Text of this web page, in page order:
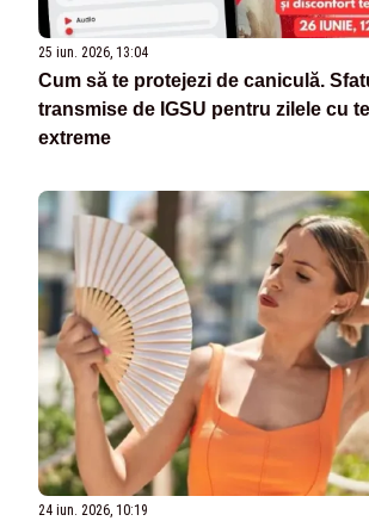
25 iun. 2026, 13:04
Cum să te protejezi de caniculă.
transmise de IGSU pentru zilele cu
extreme
24 iun. 2026, 10:19